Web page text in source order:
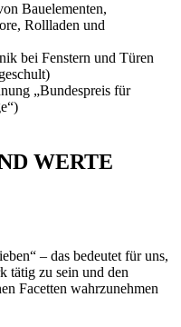
Bauelementen,
Rollladen und
bei Fenstern und Türen
„Bundespreis für
WERTE
– das bedeutet für uns,
tätig zu sein und den
Facetten wahrzunehmen